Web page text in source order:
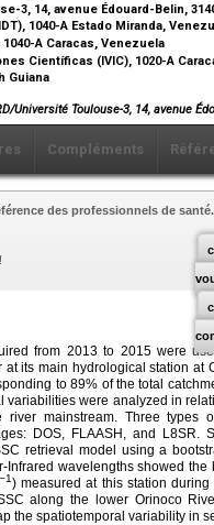
3, 14, avenue Édouard-Belin,
1040-A Estado Miranda,
A Caracas, Venezuela
Científicas (IVIC), 1020-A
Guiana
Université Toulouse-3, 14, avenue
Compléments
des professionnels de santé.
from 2013 to 2015 were
its main hydrological station at
to 89% of the total
variabilities were analyzed in
river mainstream. Three types
DOS, FLAASH, and L8SR.
retrieval model using a
Infrared wavelengths showed
−1) measured at this station
along the lower Orinoco
the spatiotemporal variability in